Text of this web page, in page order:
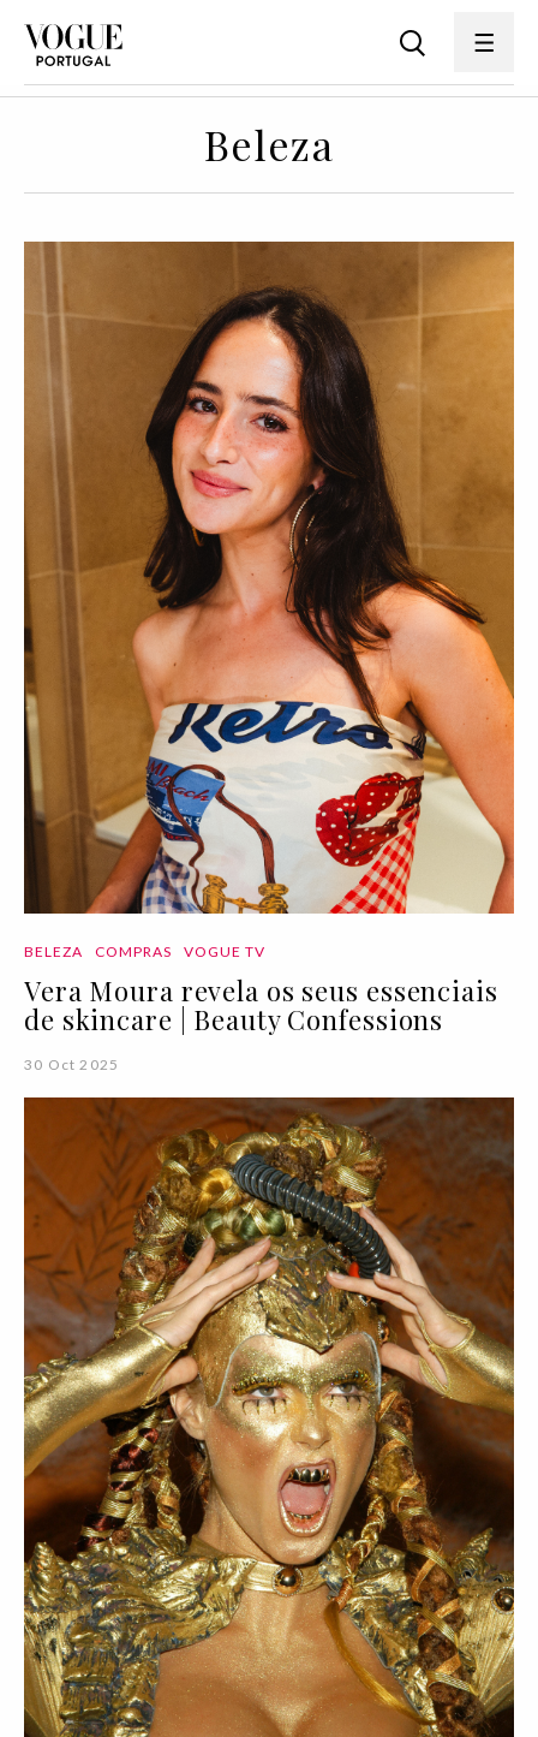
Beleza
BELEZA COMPRAS VOGUE TV
Vera Moura revela os seus essenciais
de skincare | Beauty Confessions
30 Oct 2025